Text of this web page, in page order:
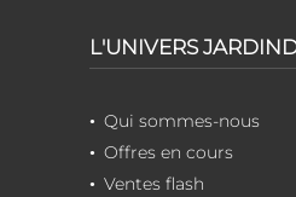
L'UNIVERS
Qui sommes-nous
Offres en cours
Ventes flash